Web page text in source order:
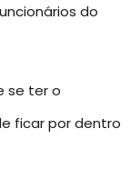
do
se ter o
ficar por dentro